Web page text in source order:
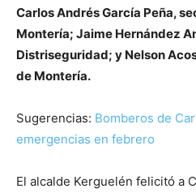
Carlos Andrés García Peña,
Montería; Jaime Hernández
Distriseguridad; y Nelson
de Montería.
Sugerencias: Bomberos de
emergencias en febrero
El alcalde Kerguelén felicitó a